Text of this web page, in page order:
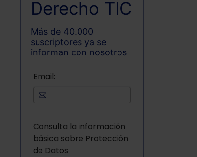
Derecho TIC
Más de 40.000
suscriptores ya se
informan con nosotros
Email:
Consulta la información
básica sobre Protección
de Datos